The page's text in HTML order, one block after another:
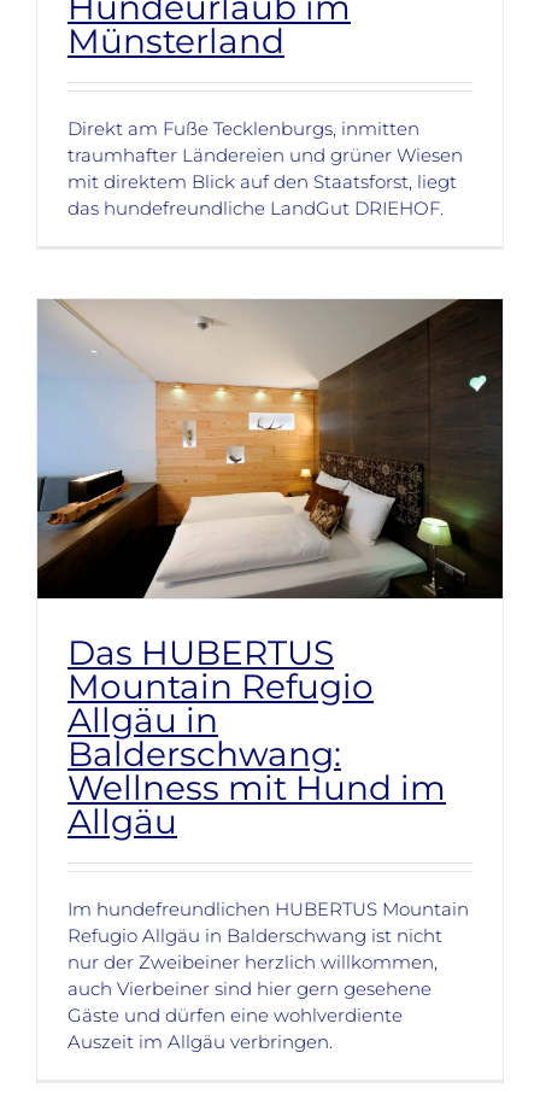
Münsterland
Direkt am Fuße Tecklenburgs, inmitten
traumhafter Ländereien und grüner Wiesen
mit direktem Blick auf den Staatsforst, liegt
das hundefreundliche LandGut DRIEHOF.
Das HUBERTUS
Mountain Refugio
Allgäu in
Balderschwang:
Wellness mit Hund im
Allgäu
Im hundefreundlichen HUBERTUS Mountain
Refugio Allgäu in Balderschwang ist nicht
nur der Zweibeiner herzlich willkommen,
auch Vierbeiner sind hier gern gesehene
Gäste und dürfen eine wohlverdiente
Auszeit im Allgäu verbringen.